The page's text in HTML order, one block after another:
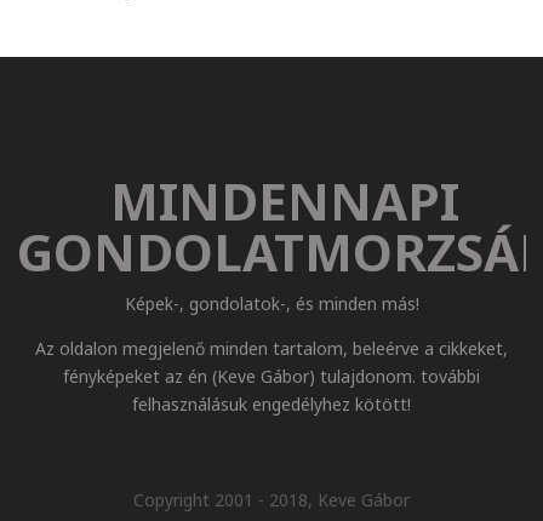
MINDENNAPI
Képek-, gondolatok-, és minden más!
Az oldalon megjelenő minden tartalom, beleérve a cikkeket,
fényképeket az én (Keve Gábor) tulajdonom. további
felhasználásuk engedélyhez kötött!
Copyright 2001 - 2018, Keve Gábor